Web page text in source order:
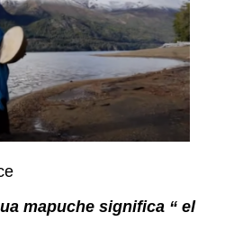
mapuche significa “ el